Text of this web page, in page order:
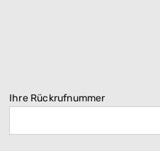
Ihre Rückrufnummer